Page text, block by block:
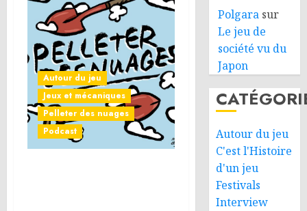
Autour du jeu
Jeux et mécaniques
Pelleter des nuages
Podcast
Polgara sur
Le jeu de
société vu du
Japon
Autour du jeu
C'est l'Histoire
d'un jeu
Festivals
Interview